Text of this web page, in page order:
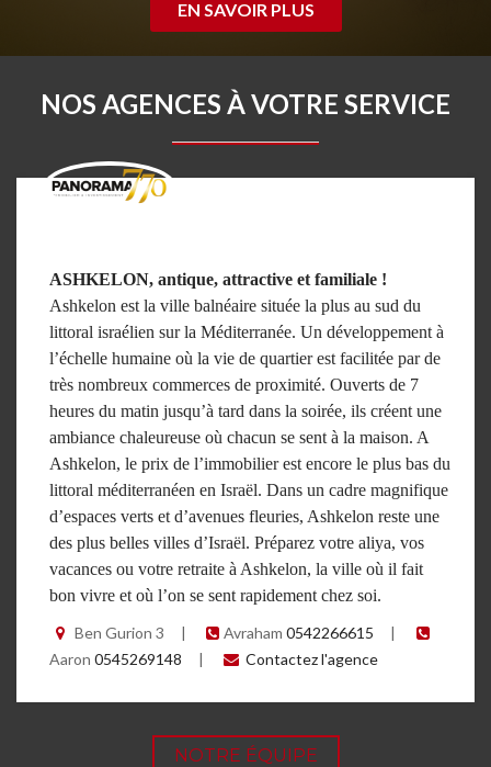
EN SAVOIR PLUS
NOS AGENCES À VOTRE SERVICE
ASHKELON, antique, attractive et familiale !
Ashkelon est la ville balnéaire située la plus au sud du
littoral israélien sur la Méditerranée. Un développement à
l’échelle humaine où la vie de quartier est facilitée par de
très nombreux commerces de proximité. Ouverts de 7
heures du matin jusqu’à tard dans la soirée, ils créent une
ambiance chaleureuse où chacun se sent à la maison. A
Ashkelon, le prix de l’immobilier est encore le plus bas du
littoral méditerranéen en Israël. Dans un cadre magnifique
d’espaces verts et d’avenues fleuries, Ashkelon reste une
des plus belles villes d’Israël. Préparez votre aliya, vos
vacances ou votre retraite à Ashkelon, la ville où il fait
bon vivre et où l’on se sent rapidement chez soi.
Ben Gurion 3
| Avraham0542266615
|
Aaron 0545269148 | Contactez l'agence
NOTRE ÉQUIPE